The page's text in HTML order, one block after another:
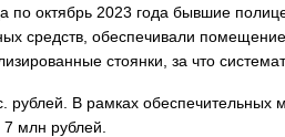
по октябрь 2023 года бывшие
средств, обеспечивали
стоянки, за что
В рамках обеспечительных
млн рублей.